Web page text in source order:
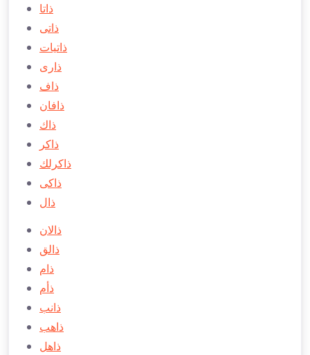
ذاتا
ذاتی
ذاتيات
ذاری
ذاف
ذافان
ذاك
ذاكر
ذاكرلك
ذاكی
ذال
ذالان
ذالق
ذام
ذأم
ذانب
ذاهب
ذاهل